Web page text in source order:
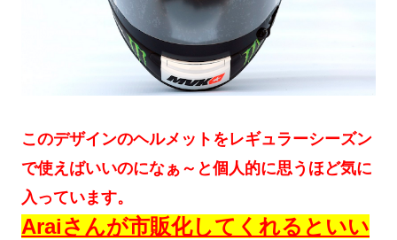
このデザインのヘルメットをレギュラーシーズン
で使えばいいのになぁ～と個人的に思うほど気に
入っています。
Araiさんが市販化してくれるといい